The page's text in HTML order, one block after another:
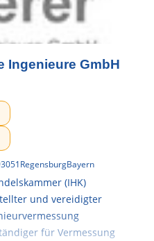
Ingenieure GmbH
RegensburgBayern
(IHK)
und vereidigter
für Vermessung